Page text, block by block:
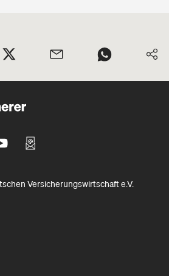
Versicherungswirtschaft e.V.